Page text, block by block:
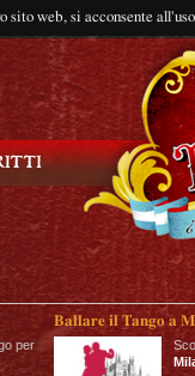
sito web, si acconsente
per
Ballare il Tango a